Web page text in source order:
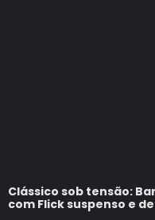
Clássico sob tensão:
com Flick suspenso e